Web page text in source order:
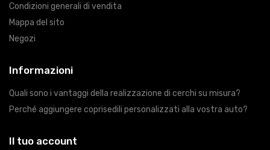
Condizioni generali di vendita
Mappa del sito
Negozi
Informazioni
Quali sono i vantaggi della realizzazione di cerchi su misura?
Perché aggiungere coprisedili personalizzati alla vostra auto?
Il tuo account